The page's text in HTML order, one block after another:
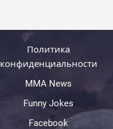
Политика
конфиденциальности
MMA News
Funny Jokes
Facebook